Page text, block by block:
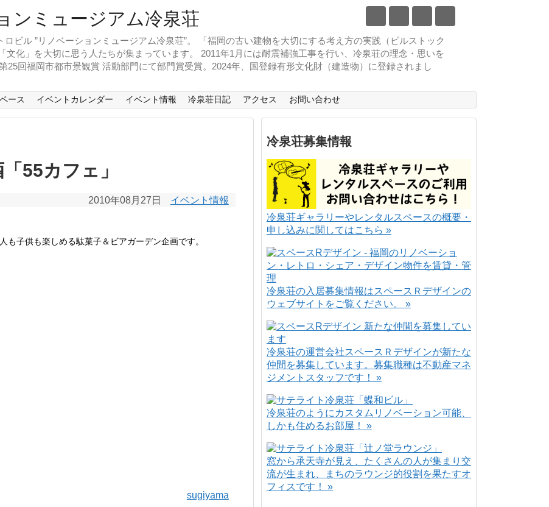
ビル ”リノベーションミュージアム冷泉荘”。 「福岡の古い建物を大切にする考え方の実践（ビルストック
文化」を大切に思う人たちが集まっています。 2011年1月には耐震補強工事を行い、冷泉荘の理念・思いを
25回福岡市都市景観賞 活動部門にて部門賞受賞。2024年、国登録有形文化財（建造物）に登録されまし
ース イベントカレンダー イベント情報 冷泉荘日記 アクセス お問い合わせ
55カフェ」
2010年08月27日 イベント情報
子供も楽しめる駄菓子＆ビアガーデン企画です。
sugiyama
冷泉荘募集情報
冷泉荘ギャラリーやレンタルスペースの概要・
申し込みに関してはこちら »
冷泉荘の入居募集情報はスペースＲデザインの
ウェブサイトをご覧ください。 »
冷泉荘の運営会社スペースＲデザインが新たな
仲間を募集しています。募集職種は不動産マネ
ジメントスタッフです！ »
冷泉荘のようにカスタムリノベーション可能、
しかも住めるお部屋！ »
窓から承天寺が見え、たくさんの人が集まり交
流が生まれ、まちのラウンジ的役割を果たすオ
フィスです！ »